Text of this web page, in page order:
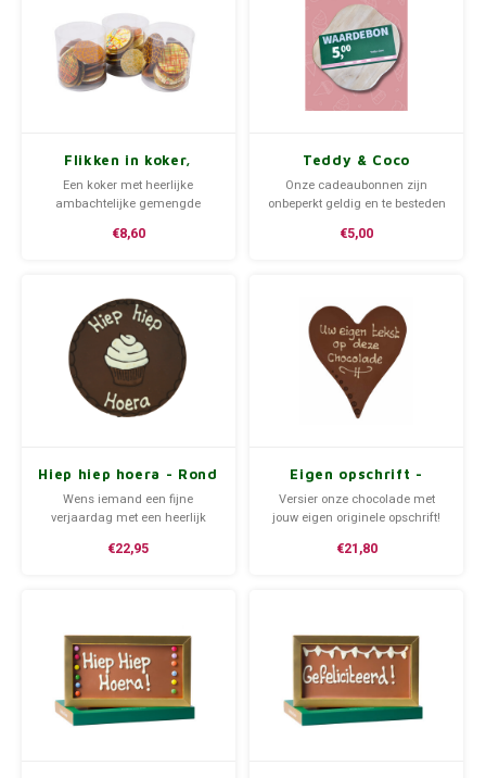
Flikken in koker,
diverse maten
Een koker met heerlijke
ambachtelijke gemengde
in verschillende maten.
€8,60
Teddy & Coco
Cadeaubon
Onze cadeaubonnen zijn
onbeperkt geldig en te besteden
Het bedrag hoeft niet in een
€5,00
Hiep hiep hoera - Rond
chocoladeplakkaat
Wens iemand een fijne
verjaardag met een heerlijk
€22,95
Eigen opschrift -
Chocoladehart XL
Versier onze chocolade met
jouw eigen originele opschrift!
ontvangen? Geen probleem,
€21,80